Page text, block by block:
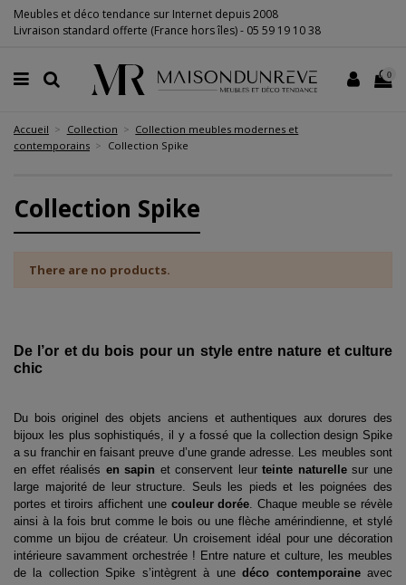
Meubles et déco tendance sur Internet depuis 2008
Livraison standard offerte (France hors îles) - 05 59 19 10 38
0
Accueil Collection
Collection meubles modernes et
contemporains
Collection Spike
Collection Spike
There are no products.
De l’or et du bois pour un style entre nature et culture
chic
Du bois originel des objets anciens et authentiques aux dorures des
bijoux les plus sophistiqués, il y a fossé que la collection design Spike
a su franchir en faisant preuve d’une grande adresse. Les meubles sont
en effet réalisés en sapin et conservent leurteinte naturellesur une
large majorité de leur structure. Seuls les pieds et les poignées des
portes et tiroirs affichent une couleur dorée . Chaque meuble se révèle
ainsi à la fois brut comme le bois ou une flèche amérindienne, et stylé
comme un bijou de créateur. Un croisement idéal pour une décoration
intérieure savamment orchestrée ! Entre nature et culture, les meubles
de la collection Spike s’intègrent à unedéco contemporaineavec